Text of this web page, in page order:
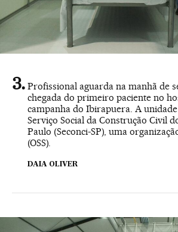
Profissional aguarda na manhã de
chegada do primeiro paciente no
campanha do Ibirapuera. A
Serviço Social da Construção Civil
Paulo (Seconci-SP), uma
(OSS).
DAIA OLIVER